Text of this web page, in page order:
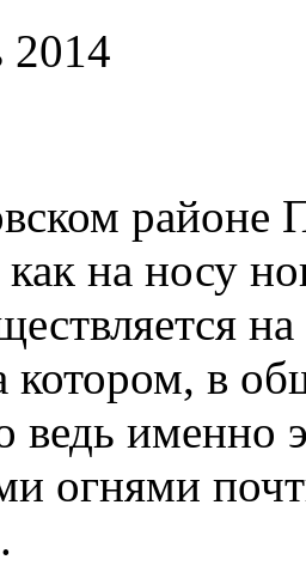
2014
районе
как на носу
котором, в
ведь именно
огнями